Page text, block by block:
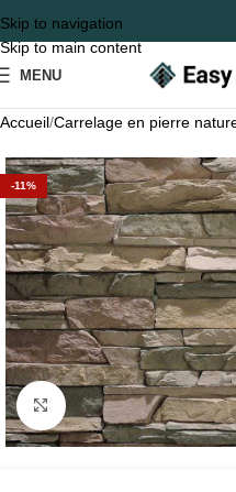
Skip to navigation
Skip to main content
MENU
Accueil Carrelage en pierre
-11%
Agrandir